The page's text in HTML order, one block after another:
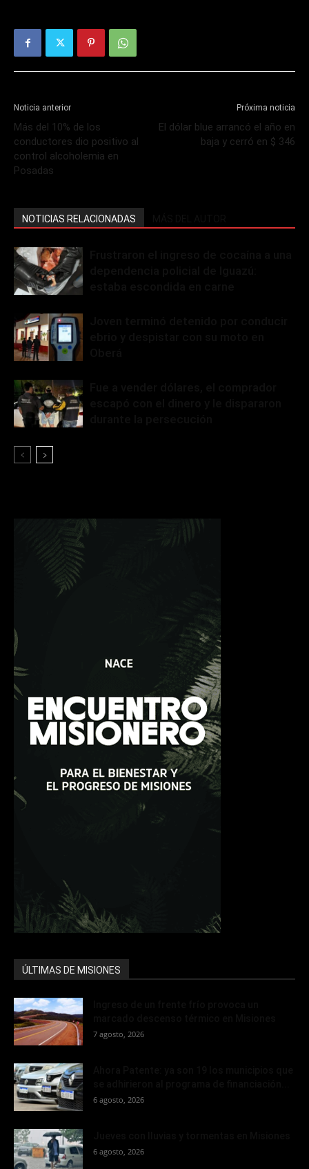
Noticia anterior
Más del 10% de los
conductores dio positivo al
control alcoholemia en
Posadas
Próxima noticia
El dólar blue arrancó el año en
baja y cerró en $ 346
NOTICIAS RELACIONADAS
ÚLTIMAS DE MISIONES
7 agosto, 2026
6 agosto, 2026
6 agosto, 2026